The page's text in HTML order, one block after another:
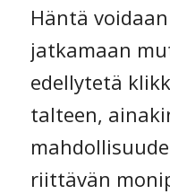
Häntä
jatkamaan
edellytetä
talteen,
riittävän